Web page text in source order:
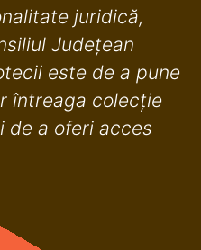
juridică,
Judeţean
este de a pune
întreaga colecţie
de a oferi acces